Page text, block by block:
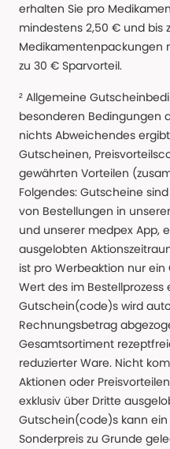
erhalten Sie pro
mindestens 2,50 € und bis
Medikamentenpackungen
zu 30 € Sparvorteil.
² Allgemeine
besonderen Bedingungen
nichts Abweichendes
Gutscheinen,
gewährten Vorteilen
Folgendes: Gutscheine
von Bestellungen in
und unserer medpex App,
ausgelobten
ist pro Werbeaktion nur
Wert des im
Gutschein(code)s wird
Rechnungsbetrag
Gesamtsortiment
reduzierter Ware. Nicht
Aktionen oder
exklusiv über Dritte
Gutschein(code)s kann ein
Sonderpreis zu Grunde